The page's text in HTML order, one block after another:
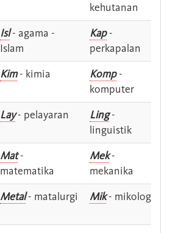
kehutanan
Isl- agama -
Islam
Kap-
perkapalan
Kim- kimia Komp-
komputer
Lay- pelayaran Ling-
linguistik
Mat-
matematika
Mek-
mekanika
Metal- matalurgi Mik- mikologi